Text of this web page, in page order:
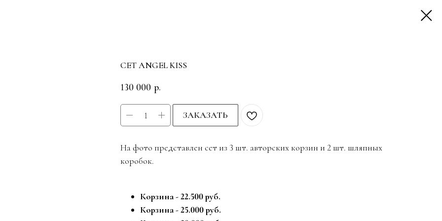
СЕТ ANGEL KISS
130 000 р.
ЗАКАЗАТЬ
На фото представлен сет из 3 шт. авторских корзин и 2 шт. шляпных
коробок.
Корзина - 22.500 руб.
Корзина - 25.000 руб.